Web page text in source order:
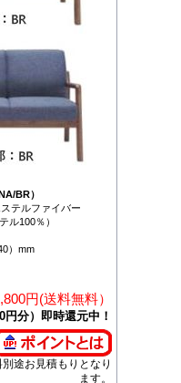
BR）
テルファイバー
ル100％）
）mm
円(送料無料）
分）即時還元中！
途お見積もりとなり
ます。